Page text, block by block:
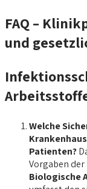
FAQ –
und
Welche
Patienten?
Vorgaben der
Biologische